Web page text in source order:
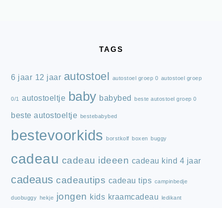
TAGS
6 jaar 12 jaar autostoel autostoel groep 0 autostoel groep
0/1 autostoeltje baby babybed beste autostoel groep 0
beste autostoeltje bestebabybed
bestevoorkids borstkolf boxen buggy
cadeau cadeau ideeen cadeau kind 4 jaar
cadeaus cadeautips cadeau tips campinbedje
duobuggy hekje jongen kids kraamcadeau ledikant